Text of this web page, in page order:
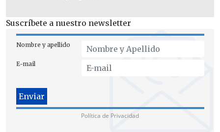
Suscríbete a nuestro newsletter
Nombre y apellido
E-mail
Política de Privacidad